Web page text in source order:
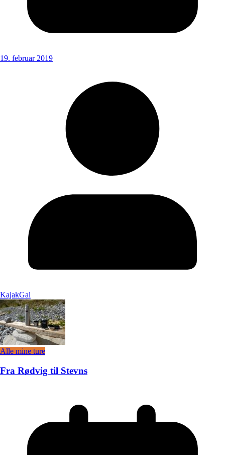
19. februar 2019
KajakGal
Alle mine ture
Fra Rødvig til Stevns